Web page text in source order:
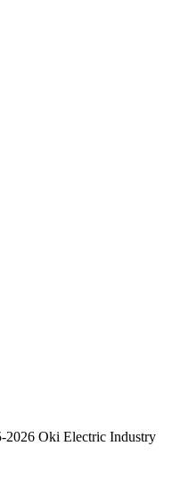
2026 Oki Electric Industry